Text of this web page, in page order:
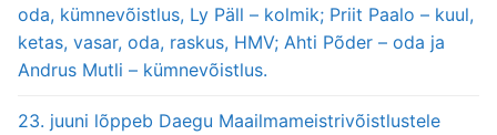
oda, kümnevõistlus, Ly Päll – kolmik; Priit Paalo – kuul,
ketas, vasar, oda, raskus, HMV; Ahti Põder – oda ja
Andrus Mutli – kümnevõistlus.
23. juuni lõppeb Daegu Maailmameistrivõistlustele